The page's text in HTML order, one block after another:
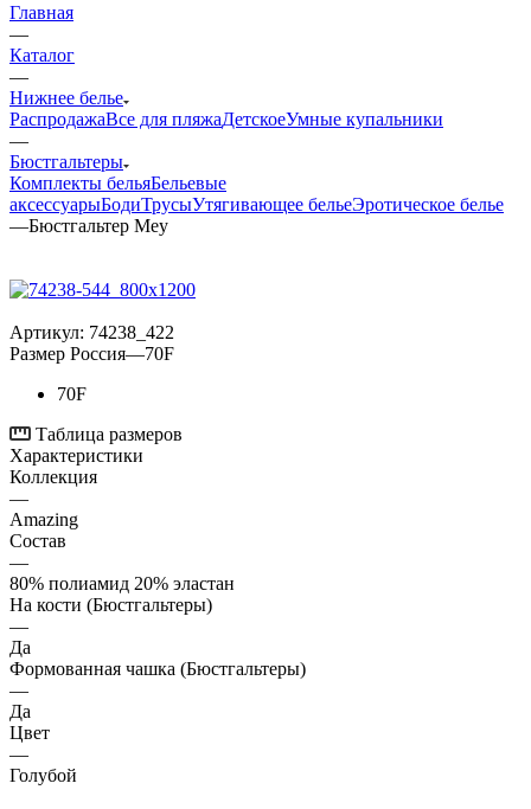
Главная
—
Каталог
—
Нижнее белье
РаспродажаВсе для пляжаДетскоеУмные купальники
—
Бюстгальтеры
Комплекты бельяБельевые
аксессуарыБодиТрусыУтягивающее бельеЭротическое белье
—Бюстгальтер Mey
Артикул: 74238_422
Размер Россия—70F
70F
Таблица размеров
Характеристики
Коллекция
—
Amazing
Состав
—
80% полиамид 20% эластан
На кости (Бюстгальтеры)
—
Да
Формованная чашка (Бюстгальтеры)
—
Да
Цвет
—
Голубой